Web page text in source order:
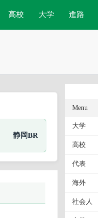
高校 大学 進路
静岡BR
Menu
大学
高校
代表
海外
社会人